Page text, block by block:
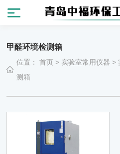
甲醛环境检测箱
位置：首页 > 实验室常用仪器 >
测箱